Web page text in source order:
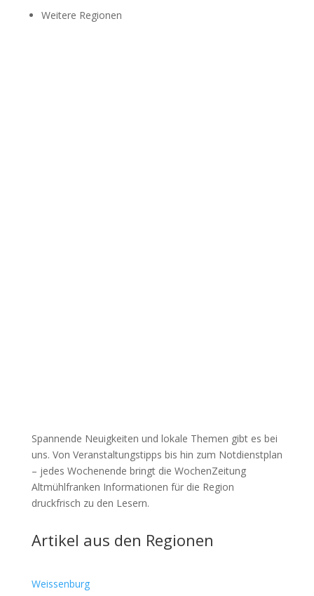
Weitere Regionen
Spannende Neuigkeiten und lokale Themen gibt es bei
uns. Von Veranstaltungstipps bis hin zum Notdienstplan
– jedes Wochenende bringt die WochenZeitung
Altmühlfranken Informationen für die Region
druckfrisch zu den Lesern.
Artikel aus den Regionen
Weissenburg